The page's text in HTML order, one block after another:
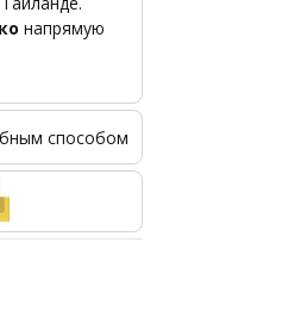
напрямую
способом